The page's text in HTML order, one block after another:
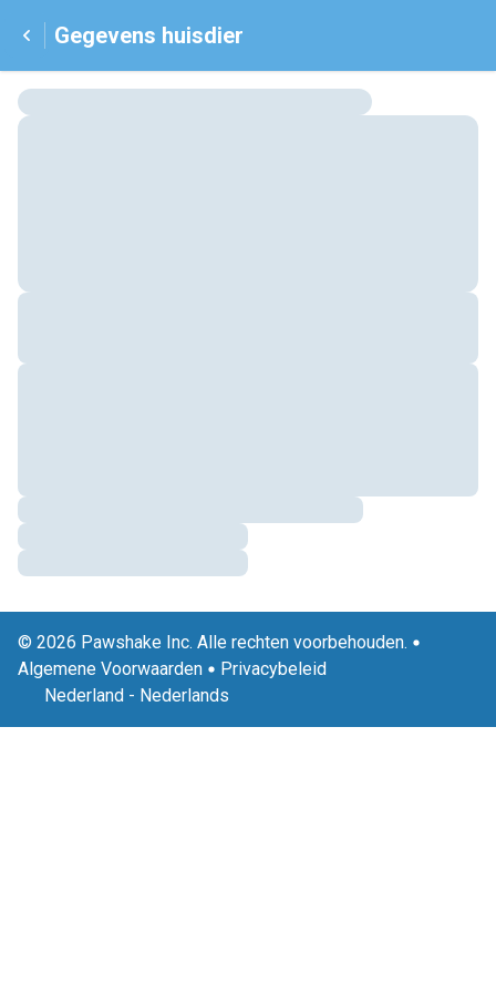
Gegevens huisdier
© 2026 Pawshake Inc. Alle rechten voorbehouden.
Algemene Voorwaarden
Privacybeleid
Nederland - Nederlands